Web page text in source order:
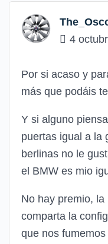
4
Por si acaso y
más que podáis
Y si alguno
puertas igual a la
berlinas no le
el BMW es mio
No hay premio,
comparta la
que nos